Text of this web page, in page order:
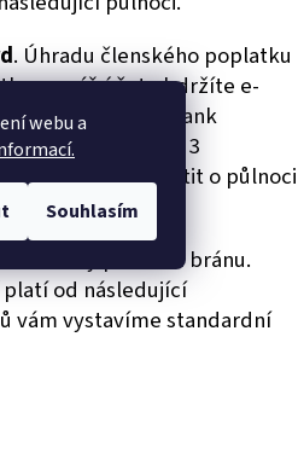
webu a
Souhlasím
. Úhradu členského poplatku
na náš účet obdržíte e-
min., z jiných bank
odešleme do 3
začíná platit o půlnoci
GO Pay platební bránu.
od následující
vám vystavíme standardní